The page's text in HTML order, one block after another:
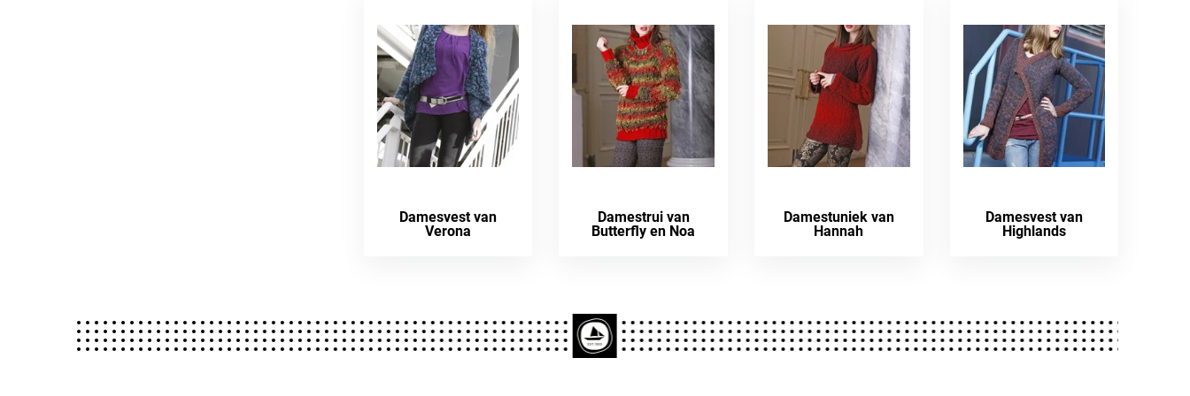
Damesvest van
Verona
Damestrui van
Butterfly en Noa
Damestuniek van
Hannah
Damesvest van
Highlands